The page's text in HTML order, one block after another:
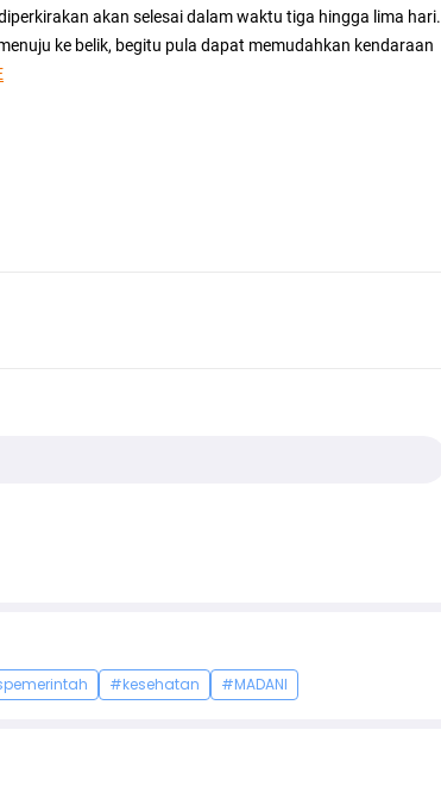
akan selesai dalam waktu tiga hingga lima hari.
ke belik, begitu pula dapat memudahkan kendaraan
#kesehatan #MADANI